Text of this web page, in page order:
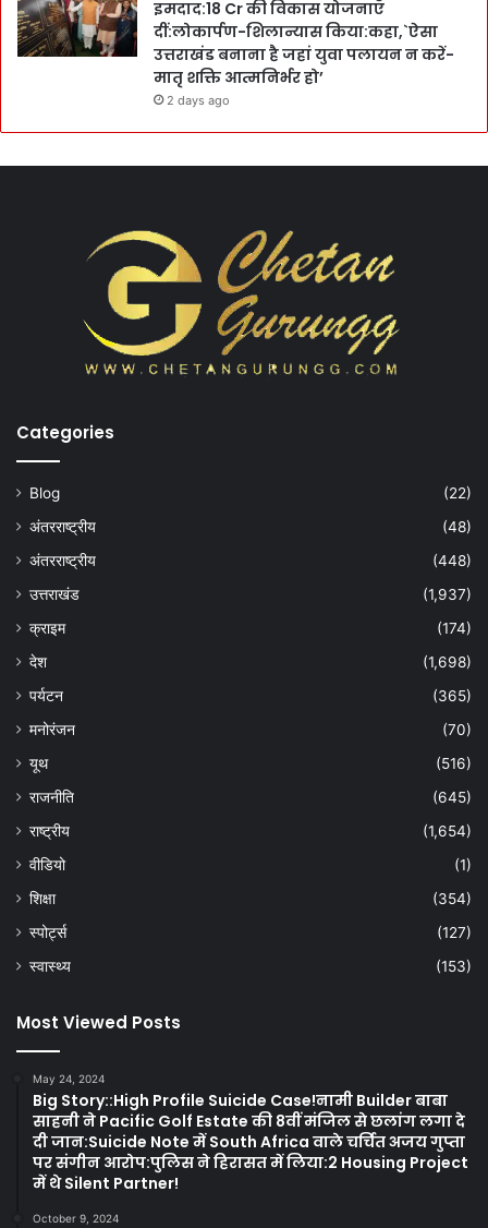
इमदाद:18 Cr की विकास योजनाएँ
दीं:लोकार्पण-शिलान्यास किया:कहा,`ऐसा
उत्तराखंड बनाना है जहां युवा पलायन न करें-
मातृ शक्ति आत्मनिर्भर हो’
2 days ago
Categories
Blog
(22)
अंतरराष्ट्रीय
(48)
अंतरराष्ट्रीय
(448)
उत्तराखंड
(1,937)
क्राइम
(174)
देश
(1,698)
पर्यटन
(365)
मनोरंजन
(70)
यूथ
(516)
राजनीति
(645)
राष्ट्रीय
(1,654)
वीडियो
(1)
शिक्षा
(354)
स्पोर्ट्स
(127)
स्वास्थ्य
(153)
Most Viewed Posts
May 24, 2024
Big Story::High Profile Suicide Case!नामी Builder बाबा
साहनी ने Pacific Golf Estate की 8वीं मंजिल से छलांग लगा दे
दी जान:Suicide Note में South Africa वाले चर्चित अजय गुप्ता
पर संगीन आरोप:पुलिस ने हिरासत में लिया:2 Housing Project
में थे Silent Partner!
October 9, 2024